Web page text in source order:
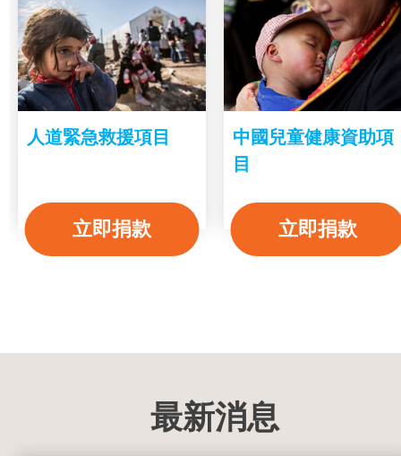
人道緊急救援項目
立即捐款
中國兒童健康資助項
目
立即捐款
最新消息